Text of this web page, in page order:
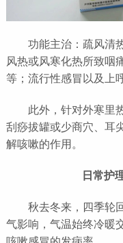
功能主治：疏风清热
风热或风寒化热所致咽
等；流行性感冒以及上
此外，针对外寒里热
刮痧拔罐或少商穴、耳
解咳嗽的作用。
日常护
秋去冬来，四季轮回
气影响，气温始终冷暖